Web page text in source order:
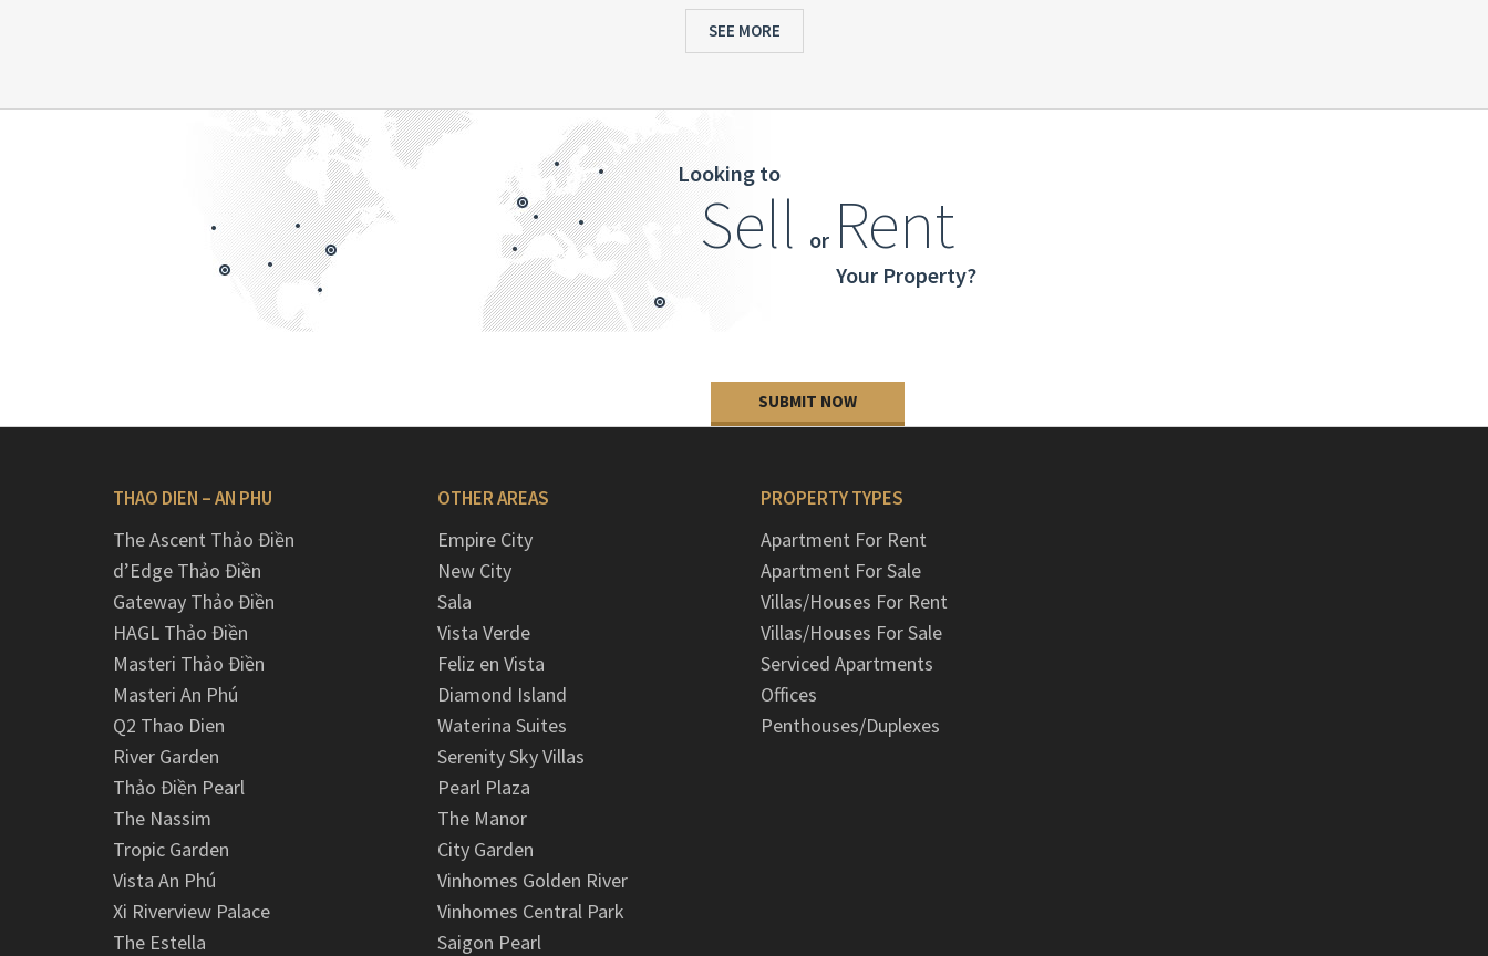
SEE MORE
Looking to
Sell or Rent
Your Property?
SUBMIT NOW
THAO DIEN – AN PHU
The Ascent Thảo Điền
d’Edge Thảo Điền
Gateway Thảo Điền
HAGL Thảo Điền
Masteri Thảo Điền
Masteri An Phú
Q2 Thao Dien
River Garden
Thảo Điền Pearl
The Nassim
Tropic Garden
Vista An Phú
Xi Riverview Palace
The Estella
OTHER AREAS
Empire City
New City
Sala
Vista Verde
Feliz en Vista
Diamond Island
Waterina Suites
Serenity Sky Villas
Pearl Plaza
The Manor
City Garden
Vinhomes Golden River
Vinhomes Central Park
Saigon Pearl
PROPERTY TYPES
Apartment For Rent
Apartment For Sale
Villas/Houses For Rent
Villas/Houses For Sale
Serviced Apartments
Offices
Penthouses/Duplexes